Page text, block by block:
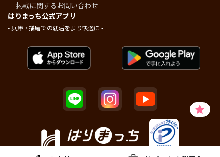
掲載に関するお問い合わせ
はりまっち公式アプリ
- 兵庫・播磨での就活をより快適に -